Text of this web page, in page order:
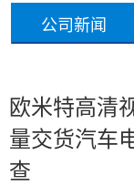
公司新闻
欧米特高清
量交货汽车
查